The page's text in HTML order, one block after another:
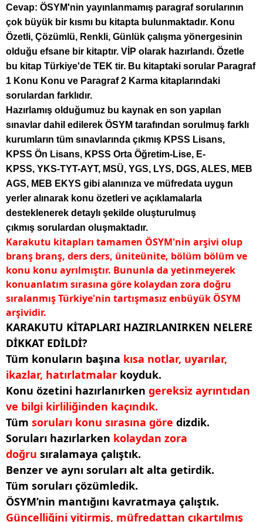
Cevap: ÖSYM'nin yayınlanmamış paragraf sorularının
çok büyük bir kısmı bu kitapta bulunmaktadır. Konu
Özetli, Çözümlü, Renkli, Günlük çalışma yönergesinin
olduğu efsane bir kitaptır. VİP olarak hazırlandı. Özetle
bu kitap Türkiye'de TEK tir. Bu kitaptaki sorular Paragraf
1 Konu Konu ve Paragraf 2 Karma kitaplarındaki
sorulardan farklıdır.
Hazırlamış olduğumuz bu kaynak en son yapılan
sınavlar dahil edilerek ÖSYM tarafından sorulmuş farklı
kurumların tüm sınavlarında çıkmış KPSS Lisans,
KPSS Ön Lisans, KPSS Orta Öğretim-Lise, E-
KPSS, YKS-TYT-AYT, MSÜ, YGS, LYS, DGS, ALES, MEB
AGS, MEB EKYS gibi alanınıza ve müfredata uygun
yerler alınarak konu özetleri ve açıklamalarla
desteklenerek detaylı şekilde oluşturulmuş
çıkmış sorulardan oluşmaktadır.
Karakutu kitapları tamamen ÖSYM'nin arşivi olup
branş branş, ders ders, üniteünite, bölüm bölüm ve
konu konu ayrılmıştır. Bununla da yetinmeyerek
konuanlatım sırasına göre kolaydan zora doğru
sıralanmış Türkiye'nin tartışmasız enbüyük ÖSYM
arşividir.
KARAKUTU KİTAPLARI HAZIRLANIRKEN NELERE
DİKKAT EDİLDİ?
Tüm konuların başına kısa notlar, uyarılar,
ikazlar, hatırlatmalar koyduk.
Konu özetini hazırlanırken gereksiz ayrıntıdan
ve bilgi kirliliğinden kaçındık.
Tüm soruları konu sırasına göre dizdik.
Soruları hazırlarken kolaydan zora
doğru sıralamaya çalıştık.
Benzer ve aynı soruları alt alta getirdik.
Tüm soruları çözümledik.
ÖSYM’nin mantığını kavratmaya çalıştık.
Güncelliğini yitirmiş, müfredattan çıkartılmış